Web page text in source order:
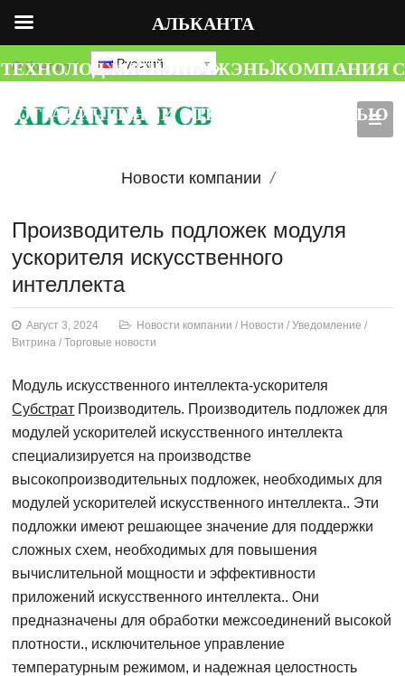
О Контакт| Русский
Новости компании
Уведомление
Витрина Торговые
Производитель подложек модуля
ускорителя искусственного
интеллекта
Август 3, 2024 Новости компании / Новости /Уведомление /
Витрина /Торговые новости
Модуль искусственного интеллекта-ускорителя
Субстрат Производитель. Производитель подложек для
модулей ускорителей искусственного интеллекта
специализируется на производстве
высокопроизводительных подложек, необходимых для
модулей ускорителей искусственного интеллекта.. Эти
подложки имеют решающее значение для поддержки
сложных схем, необходимых для повышения
вычислительной мощности и эффективности
приложений искусственного интеллекта.. Они
предназначены для обработки межсоединений высокой
плотности., исключительное управление
температурным режимом, и надежная целостность
АЛЬКАНТА
ТЕХНОЛОДЖИ(ШЭНЬЧЖЭНЬ)КОМПАНИЯ С
ОГРАНИЧЕННОЙ ОТВЕТСТВЕННОСТЬЮ